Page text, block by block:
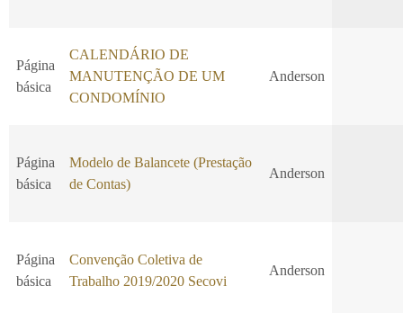
Página
básica
CALENDÁRIO DE
MANUTENÇÃO DE UM
CONDOMÍNIO
Anderson
Página
básica
Modelo de Balancete (Prestação
de Contas)
Anderson
Página
básica
Convenção Coletiva de
Trabalho 2019/2020 Secovi
Anderson